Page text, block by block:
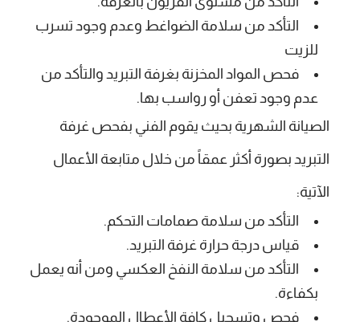
التأكد من سلامة الضواغط وعدم وجود تسرب
للزيت
فحص المواد المخزنة بغرفة التبريد والتأكد من
عدم وجود تعفن أو رواسب بها.
الصيانة الشهرية بحيث يقوم الفني بفحص غرفة
التبريد بصورة أكثر عمقاً من خلال متابعة الأعمال
الآتية:
التأكد من سلامة صمامات التحكم.
قياس درجة حرارة غرفة التبريد.
التأكد من سلامة النفخ العكسي ومن أنه يعمل
بكفاءة.
فحص وتسجيل كافة الأعطال الموجودة.